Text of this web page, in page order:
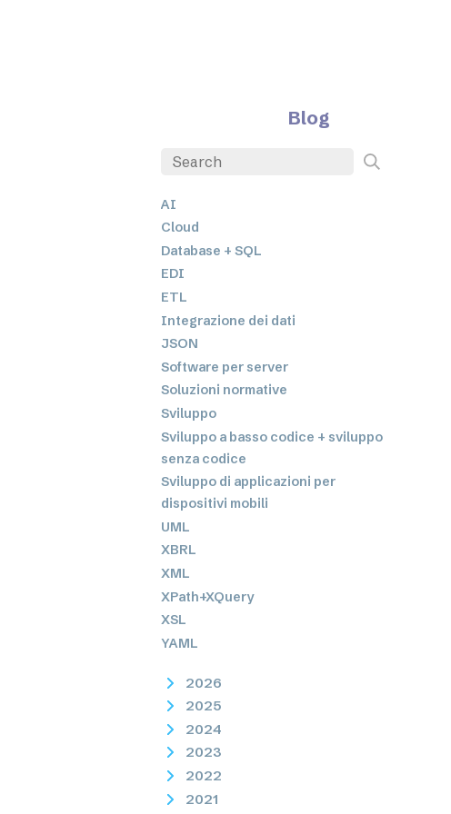
Blog
AI
Cloud
Database + SQL
EDI
ETL
Integrazione dei dati
JSON
Software per server
Soluzioni normative
Sviluppo
Sviluppo a basso codice + sviluppo
senza codice
Sviluppo di applicazioni per
dispositivi mobili
UML
XBRL
XML
XPath+XQuery
XSL
YAML
2026
2025
2024
2023
2022
2021